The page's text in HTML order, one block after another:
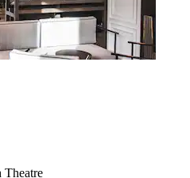
Theatre